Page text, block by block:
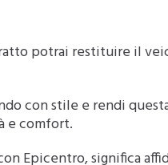
potrai restituire il
con stile e rendi
e comfort.
Epicentro, significa